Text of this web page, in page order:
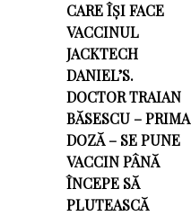
CARE ÎȘI FACE
VACCINUL
JACKTECH
DANIEL’S.
DOCTOR TRAIAN
BĂSESCU – PRIMA
DOZĂ – SE PUNE
VACCIN PÂNĂ
ÎNCEPE SĂ
PLUTEASCĂ